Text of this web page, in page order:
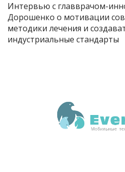
Интервью с главврачом-
Дорошенко о мотивации
методики лечения и
индустриальные стандарты